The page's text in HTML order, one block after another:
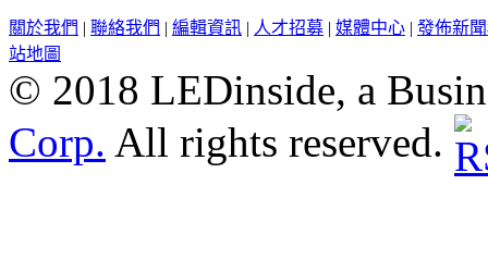
關於我們 | 聯絡我們 | 編輯資訊 | 人才招募 | 媒體中心 | 發佈新
站地圖
© 2018 LEDinside, a
Corp. All rights reserved.